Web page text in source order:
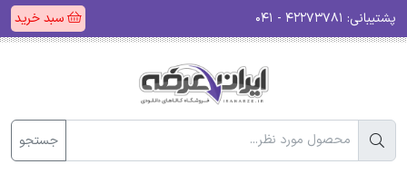
پشتیبانی: سبد خرید
جستجو